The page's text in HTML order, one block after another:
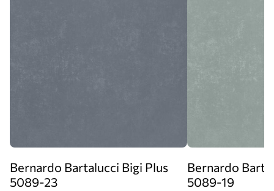
Bernardo Bartalucci Bigi Plus
5089-23
Bernardo
5089-19